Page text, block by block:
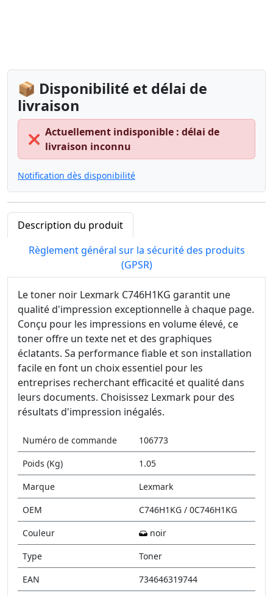
📦 Disponibilité et délai de
livraison
❌
Actuellement indisponible : délai de
livraison inconnu
Notification dès disponibilité
Description du produit
Règlement général sur la sécurité des produits
(GPSR)
Le toner noir Lexmark C746H1KG garantit une
qualité d'impression exceptionnelle à chaque page.
Conçu pour les impressions en volume élevé, ce
toner offre un texte net et des graphiques
éclatants. Sa performance fiable et son installation
facile en font un choix essentiel pour les
entreprises recherchant efficacité et qualité dans
leurs documents. Choisissez Lexmark pour des
résultats d'impression inégalés.
Numéro de commande
106773
Poids (Kg)
1.05
Marque
Lexmark
OEM
C746H1KG / 0C746H1KG
Couleur
noir
Type
Toner
EAN
734646319744